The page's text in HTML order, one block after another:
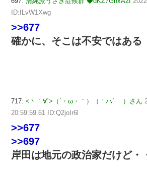
ID:ILvW1Xwg
>>677
確かに、そこは不安ではある
717: <丶｀∀´>（´・ω・｀）（｀ハ´ ）さん
20:59:59.61 ID:Q2joIr6l
>>677
>>697
岸田は地元の政治家だけど・